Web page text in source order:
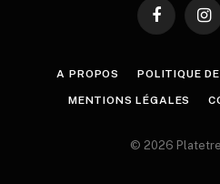
Facebook
A PROPOS POLITIQUE
MENTIONS LÉGALES
© 2026